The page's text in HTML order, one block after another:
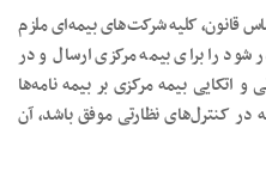
قانون، کلیه شرکت‌های بیمه‌ای ملزم
را برای بیمه مرکزی ارسال و در
و اتکایی بیمه مرکزی بر بیمه نامه‌ها
کنترل‌های نظارتی موفق باشد، آن